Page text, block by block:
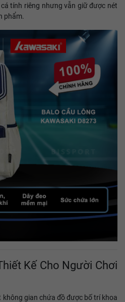
tính riêng nhưng vẫn giữ được nét
phẩm.
Kế Cho Người Chơi
không gian chứa đồ được bố trí khoa